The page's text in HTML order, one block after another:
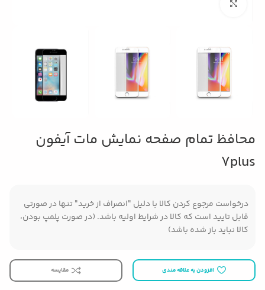
محافظ تمام صفحه نمایش مات آیفون
7plus
درخواست مرجوع کردن کالا با دلیل "انصراف از خرید" تنها در صورتی
قابل تایید است که کالا در شرایط اولیه باشد. (در صورت پلمپ بودن،
کالا نباید باز شده باشد)
افزودن به علاقه مندی مقایسه